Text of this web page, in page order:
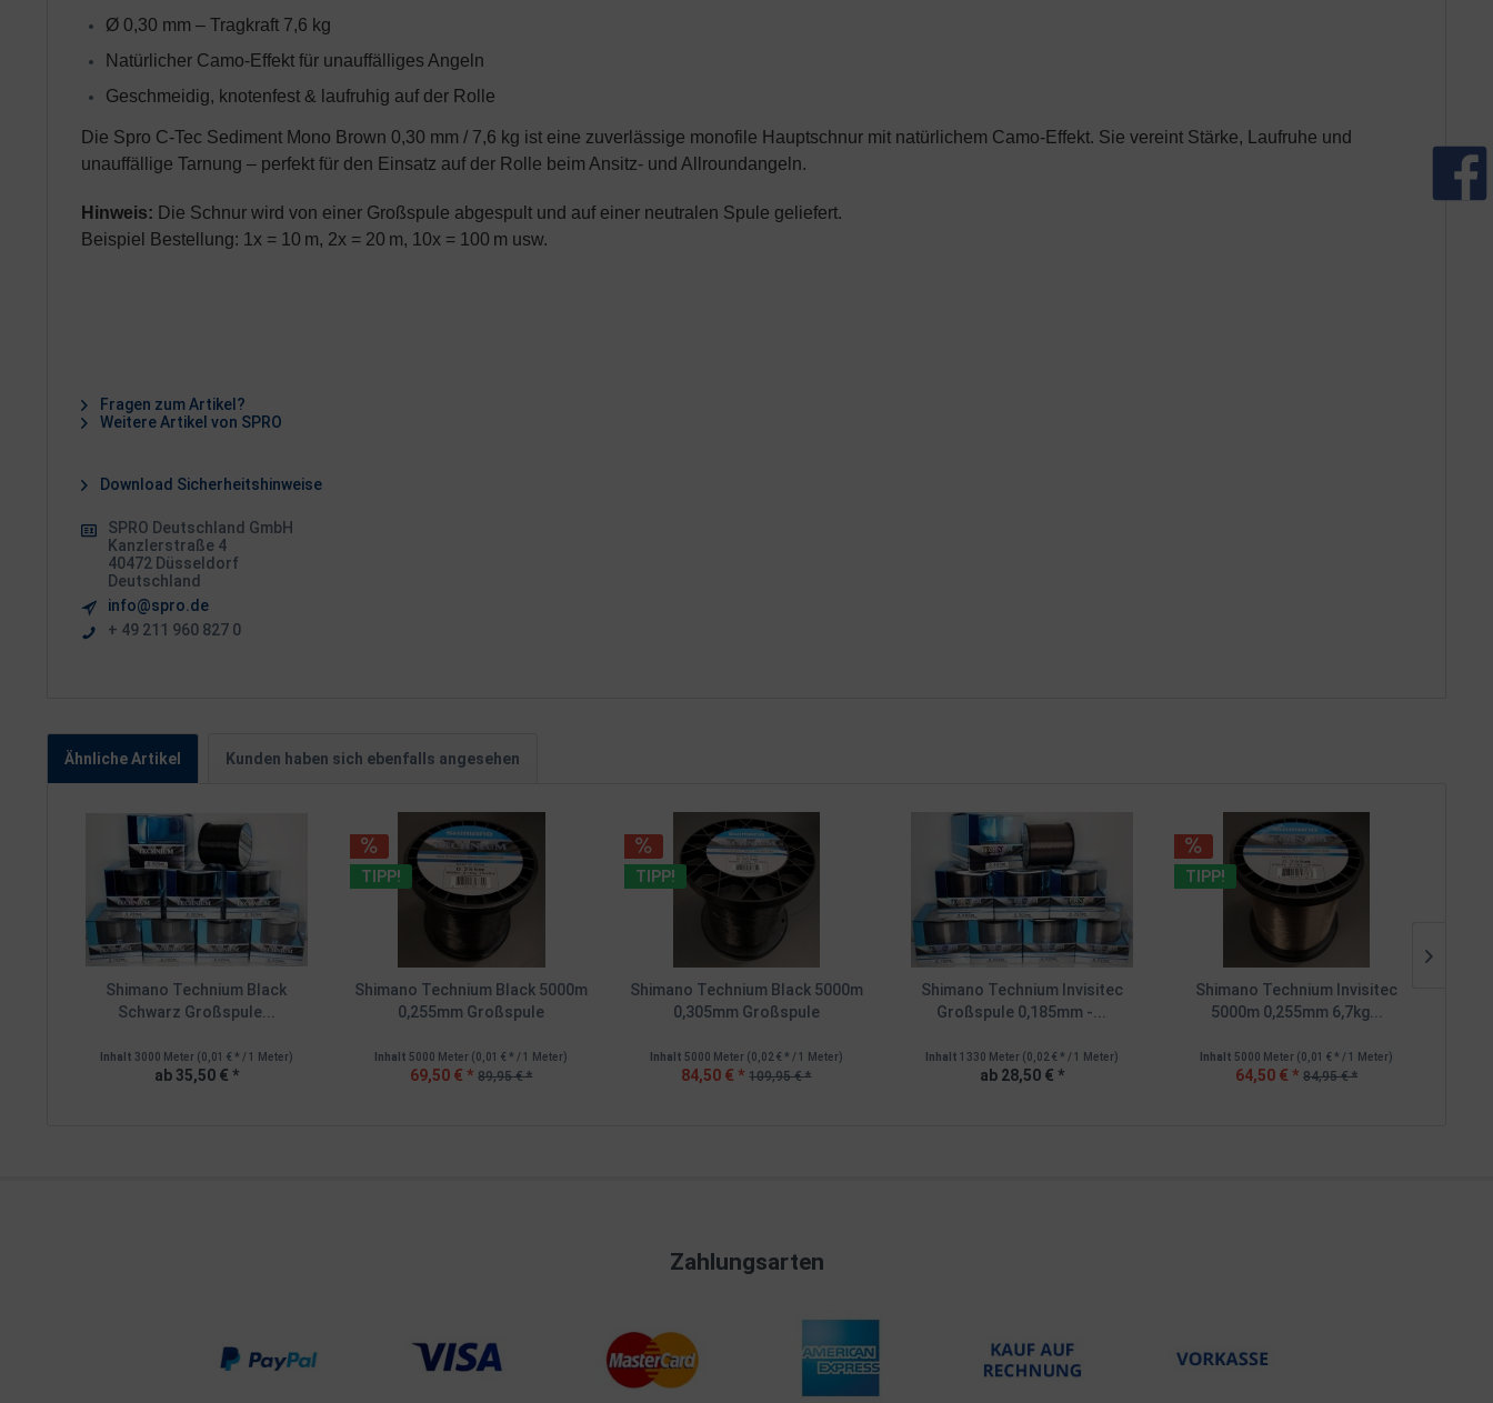
Ø 0,30 mm – Tragkraft 7,6 kg
Natürlicher Camo-Effekt für unauffälliges Angeln
Geschmeidig, knotenfest & laufruhig auf der Rolle
Die Spro C-Tec Sediment Mono Brown 0,30 mm / 7,6 kg ist eine zuverlässige monofile Hauptschnur mit natürlichem Camo-Effekt. Sie vereint Stärke, Laufruhe und
unauffällige Tarnung – perfekt für den Einsatz auf der Rolle beim Ansitz- und Allroundangeln.
Hinweis: Die Schnur wird von einer Großspule abgespult und auf einer neutralen Spule geliefert.
Beispiel Bestellung: 1x = 10 m, 2x = 20 m, 10x = 100 m usw.
Fragen zum Artikel?
Weitere Artikel von SPRO
Download Sicherheitshinweise
SPRO Deutschland GmbH
Kanzlerstraße 4
40472 Düsseldorf
Deutschland
info@spro.de
+ 49 211 960 827 0
Ähnliche Artikel Kunden haben sich ebenfalls angesehen
Shimano Technium Black
Schwarz Großspule...
Inhalt 3000 Meter (0,01 € * / 1 Meter)
ab 35,50 € *
TIPP!
Shimano Technium Black 5000m
0,255mm Großspule
Inhalt 5000 Meter (0,01 € * / 1 Meter)
69,50 € * 89,95 € *
TIPP!
Shimano Technium Black 5000m
0,305mm Großspule
Inhalt 5000 Meter (0,02 € * / 1 Meter)
84,50 € * 109,95 € *
Shimano Technium Invisitec
Großspule 0,185mm -...
Inhalt 1330 Meter (0,02 € * / 1 Meter)
ab 28,50 € *
TIPP!
Shimano Technium Invisitec
5000m 0,255mm 6,7kg...
Inhalt 5000 Meter (0,01 € * / 1 Meter)
64,50 € * 84,95 € *
Zahlungsarten